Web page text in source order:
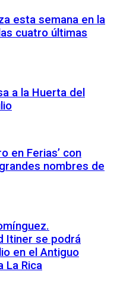
esta semana en la
cuatro últimas
a la Huerta del
en Ferias’ con
nombres de
Itiner se podrá
en el Antiguo
La Rica